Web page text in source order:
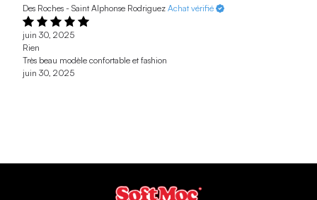
Des Roches - Saint Alphonse Rodriguez Achat vérifié
juin 30, 2025
Rien
Très beau modèle confortable et fashion
juin 30, 2025